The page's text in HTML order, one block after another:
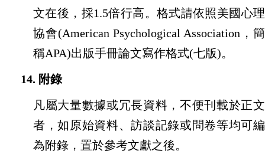
文在後，採1.5倍行高。格式請依照美國心理
協會(American Psychological Association ，簡
稱APA)出版手冊論文寫作格式(七版)。
14. 附錄
凡屬大量數據或冗長資料，不便刊載於正文
者，如原始資料、訪談記錄或問卷等均可編
為附錄，置於參考文獻之後。